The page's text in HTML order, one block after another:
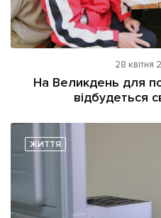
28 квітня
На Великдень для
відбудеться
ЖИТТЯ